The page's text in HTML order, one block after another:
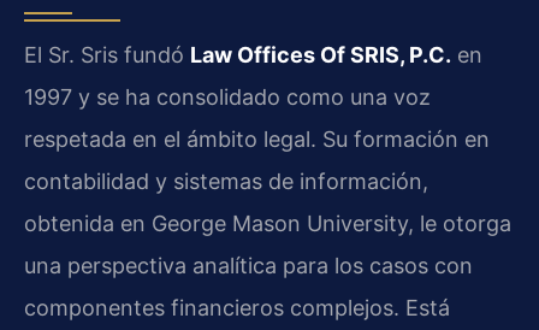
El Sr. Sris fundó Law Offices Of SRIS, P.C. en
1997 y se ha consolidado como una voz
respetada en el ámbito legal. Su formación en
contabilidad y sistemas de información,
obtenida en George Mason University, le otorga
una perspectiva analítica para los casos con
componentes financieros complejos. Está